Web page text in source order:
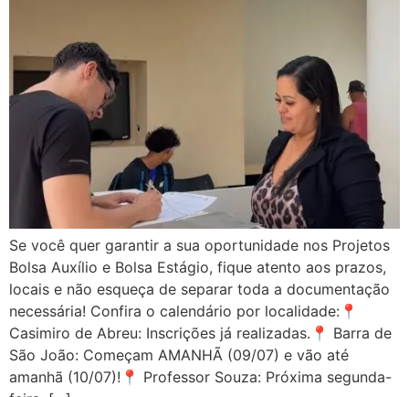
Se você quer garantir a sua oportunidade nos Projetos
Bolsa Auxílio e Bolsa Estágio, fique atento aos prazos,
locais e não esqueça de separar toda a documentação
necessária! Confira o calendário por localidade:📍
Casimiro de Abreu: Inscrições já realizadas.📍 Barra de
São João: Começam AMANHÃ (09/07) e vão até
amanhã (10/07)!📍 Professor Souza: Próxima segunda-